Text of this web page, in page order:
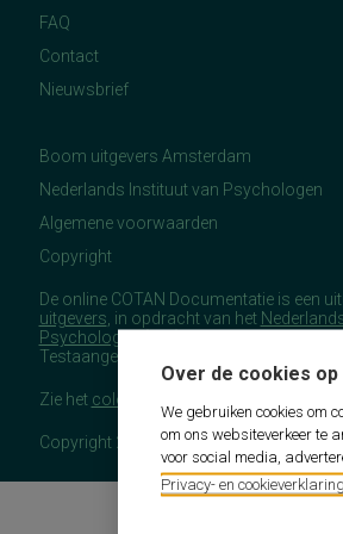
Over de cookies
We gebruiken cookies om
om ons websiteverkeer te
voor social media,
Privacy- en cookieverklaring
FAQ
Contact
Nieuwsbrief
Boom uitgevers Amsterdam
Nederlands Instituut van Psychologen
Algemene voorwaarden
Copyright
De online COTAN Documentatie is een
uitgevers , in opdracht van het
Psychologen(NIP), namens de
Testaangelegenheden Nederland
Zie het colofon
Copyright 2026 - COTAN Documentatie